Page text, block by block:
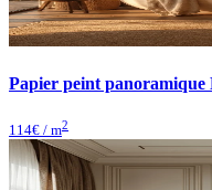
Papier peint panoramique
114€ / m2